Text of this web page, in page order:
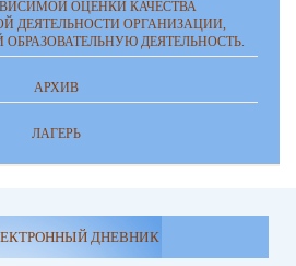
ОЦЕНКИ КАЧЕСТВА
ДЕЯТЕЛЬНОСТИ ОРГАНИЗАЦИИ,
ДЕЯТЕЛЬНОСТЬ.
АРХИВ
ЛАГЕРЬ
ДНЕВНИК